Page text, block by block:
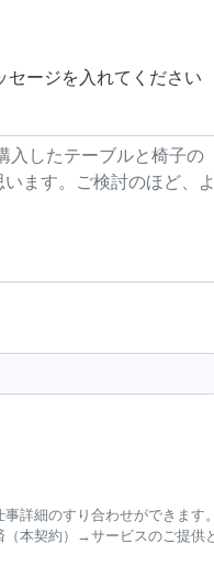
セージを入れてください
詳細のすり合わせができます。
本契約）→サービスのご提供